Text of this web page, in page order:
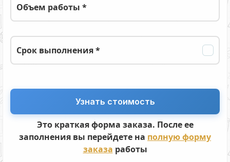
Объем работы *
Срок выполнения *
Это краткая форма заказа. После ее
заполнения вы перейдете на полную форму
заказа работы